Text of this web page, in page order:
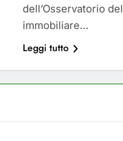
dell’Osservatorio
immobiliare…
Leggi tutto